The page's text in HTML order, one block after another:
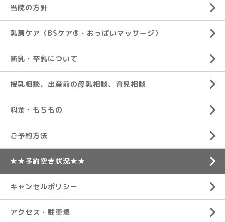
当院の方針
乳房ケア（BSケア®︎・おっぱいマッサージ）
断乳・卒乳について
授乳相談、出産前の母乳相談、育児相談
料金・もちもの
ご予約方法
★★予約空き状況★★
キャンセルポリシー
アクセス・駐車場